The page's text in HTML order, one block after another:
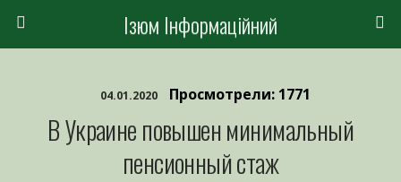
Ізюм Інформаційний
04.01.2020 Просмотрели: 1771
В Украине повышен минимальный
пенсионный стаж